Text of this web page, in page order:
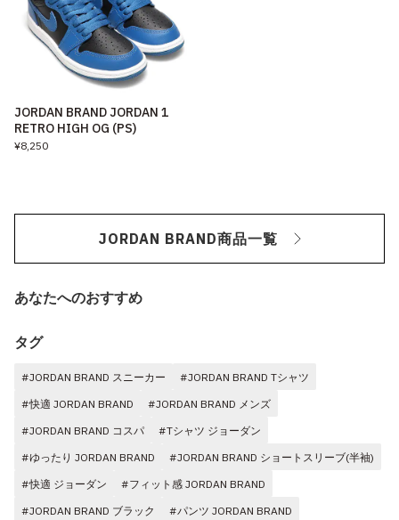
JORDAN BRAND JORDAN 1
RETRO HIGH OG (PS)
¥8,250
JORDAN BRAND商品一覧
あなたへのおすすめ
タグ
#JORDAN BRAND スニーカー
#JORDAN BRAND Tシャツ
#快適 JORDAN BRAND
#JORDAN BRAND メンズ
#JORDAN BRAND コスパ
#Tシャツ ジョーダン
#ゆったり JORDAN BRAND
#JORDAN BRAND ショートスリーブ(半袖)
#快適 ジョーダン
#フィット感 JORDAN BRAND
#JORDAN BRAND ブラック
#パンツ JORDAN BRAND